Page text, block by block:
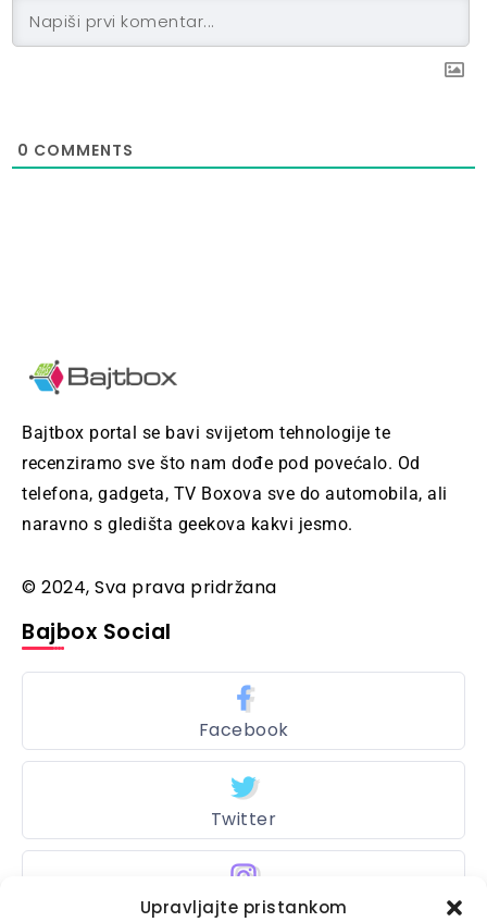
Upravljajte pristankom
0 COMMENTS
Bajtbox portal se bavi svijetom tehnologije te
recenziramo sve što nam dođe pod povećalo. Od
telefona, gadgeta, TV Boxova sve do automobila, ali
naravno s gledišta geekova kakvi jesmo.
© 2024, Sva prava pridržana
Bajbox Social
Facebook
Twitter
Instagram